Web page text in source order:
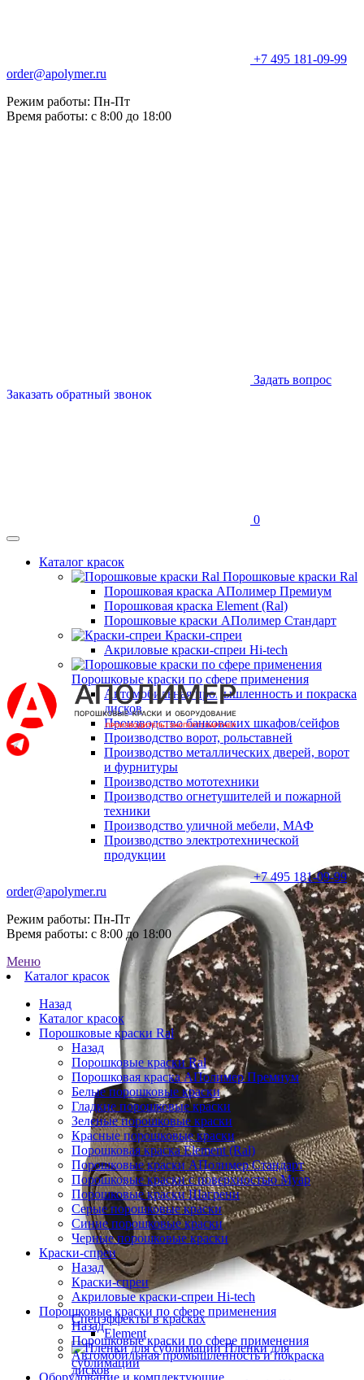
+7 495 181-09-99
order@apolymer.ru
Режим работы: Пн-Пт
Время работы: с 8:00 до 18:00
Задать вопрос
Заказать обратный звонок
0
Каталог красок
Порошковые краски Ral
Порошковая краска АПолимер Премиум
Порошковая краска Element (Ral)
Порошковые краски АПолимер Стандарт
Краски-спреи
Акриловые краски-спреи Hi-tech
Порошковые краски по сфере применения
Автомобильная промышленность и покраска
дисков
Производство банковских шкафов/сейфов
Производство ворот, рольставней
Производство металлических дверей, ворот
и фурнитуры
Производство мототехники
Производство огнетушителей и пожарной
техники
Производство уличной мебели, МАФ
Производство электротехнической
продукции
Спецэффекты в красках
Element
Пленки для
сублимации
Оборудование и комплектующие
+7 495 181-09-99
order@apolymer.ru
Режим работы: Пн-Пт
Время работы: с 8:00 до 18:00
Меню
Каталог красок
Назад
Каталог красок
Порошковые краски Ral
Назад
Порошковые краски Ral
Порошковая краска АПолимер Премиум
Белые порошковые краски
Гладкие порошковые краски
Зеленые порошковые краски
Красные порошковые краски
Порошковая краска Element (Ral)
Порошковые краски АПолимер Стандарт
Порошковые краски с поверхностью Муар
Порошковые краски Шагрени
Серые порошковые краски
Синие порошковые краски
Черные порошковые краски
Краски-спреи
Назад
Краски-спреи
Акриловые краски-спреи Hi-tech
Порошковые краски по сфере применения
Назад
Порошковые краски по сфере применения
Автомобильная промышленность и покраска
дисков